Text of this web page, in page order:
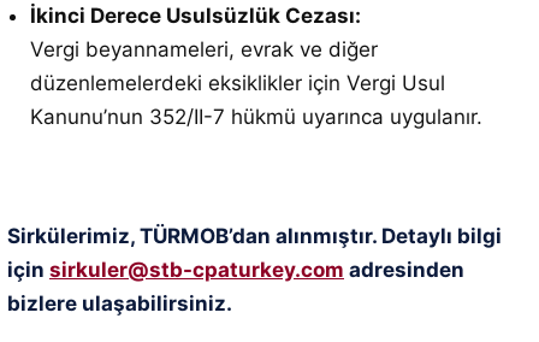
İkinci Derece Usulsüzlük Cezası:
Vergi beyannameleri, evrak ve diğer
düzenlemelerdeki eksiklikler için Vergi Usul
Kanunu’nun 352/II-7 hükmü uyarınca uygulanır.
Sirkülerimiz, TÜRMOB’dan alınmıştır. Detaylı bilgi
için sirkuler@stb-cpaturkey.com adresinden
bizlere ulaşabilirsiniz.